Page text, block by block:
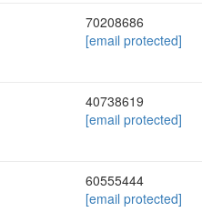
70208686
[email protected]
40738619
[email protected]
60555444
[email protected]